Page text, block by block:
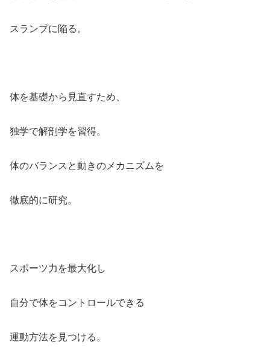
スランプに陥る。
体を基礎から見直すため、
独学で解剖学を習得。
体のバランスと動きのメカニズムを
徹底的に研究。
スポーツ力を最大化し
自分で体をコントロールできる
運動方法を見つける。